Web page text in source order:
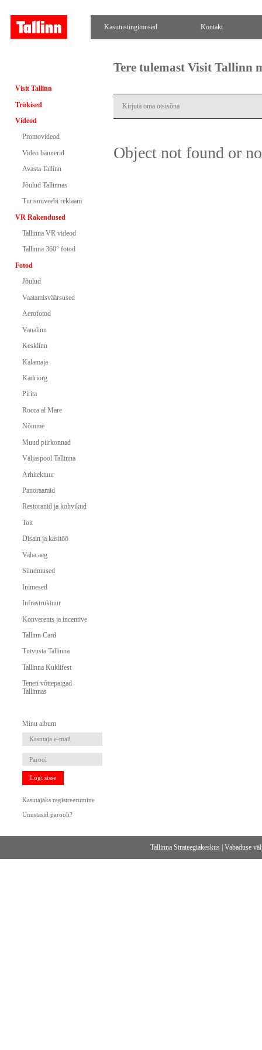
Kasutustingimused Kontakt
Visit Tallinn
Trükised
Videod
Promovideod
Video bännerid
Avasta Tallinn
Jõulud Tallinnas
Turismiveebi reklaam
VR Rakendused
Tallinna VR videod
Tallinna 360° fotod
Fotod
Jõulud
Vaatamisväärsused
Aerofotod
Vanalinn
Kesklinn
Kalamaja
Kadriorg
Pirita
Rocca al Mare
Nõmme
Muud piirkonnad
Väljaspool Tallinna
Arhitektuur
Panoraamid
Restoranid ja kohvikud
Toit
Disain ja käsitöö
Vaba aeg
Sündmused
Inimesed
Infrastruktuur
Konverents ja incentive
Tallinn Card
Tutvusta Tallinna
Tallinna Kuklifest
Teneti võttepaigad
Tallinnas
Minu album
Logi sisse
Kasutajaks registreerumine
Unustasid parooli?
Tere tulemast Visit Tallinn
Object not found or
Tallinna Strateegiakeskus |Vabaduse